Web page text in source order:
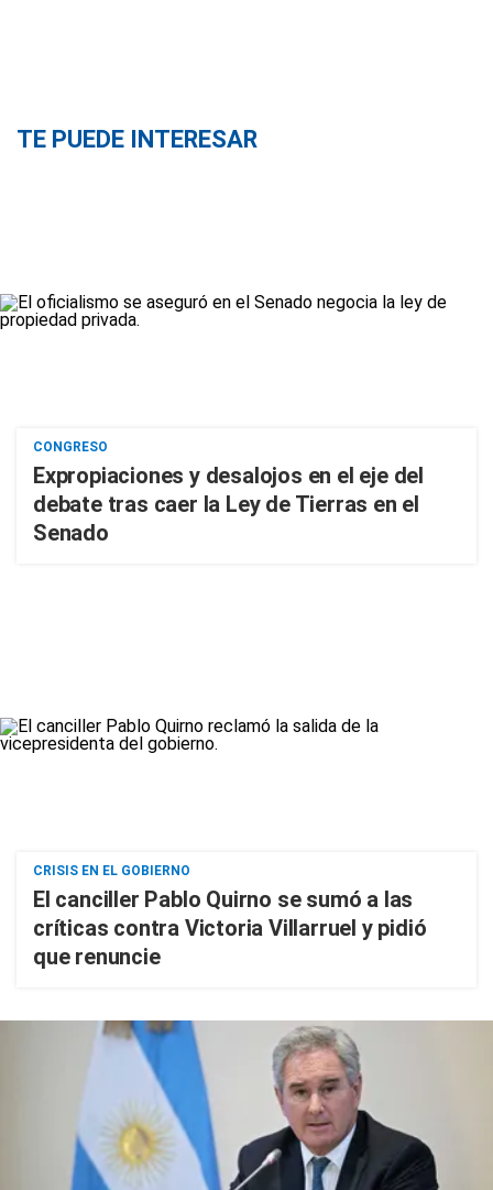
TE PUEDE INTERESAR
CONGRESO
Expropiaciones y desalojos en el eje del
debate tras caer la Ley de Tierras en el
Senado
CRISIS EN EL GOBIERNO
El canciller Pablo Quirno se sumó a las
críticas contra Victoria Villarruel y pidió
que renuncie